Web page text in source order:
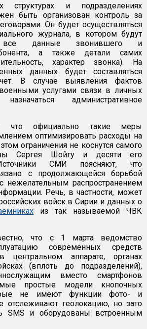
и подразделениях
быть организован контроль за
Он будет осуществляться
журнала, в котором будут
все данные звонившего и
а также детали самих
характер звонка). На
данных будет составляться
В случае выявления фактов
услугами связи в личных
административное
что официально такие меры
оптимизировать расходы на
ограничения не коснутся самого
Сергея Шойгу и десяти его
СМИ поясняют, что
с продолжающейся борьбой
распространением
Речь, в частности, может
войск в Сирии и данных о
из так называемой ЧВК
что с 1 марта ведомство
современных средств
центральном аппарате, органах
(вплоть до подразделений),
вместо смартфонов
простые модели кнопочных
не имеют функции фото- и
отслеживают геолокацию, но зато
SMS и оборудованы встроенным